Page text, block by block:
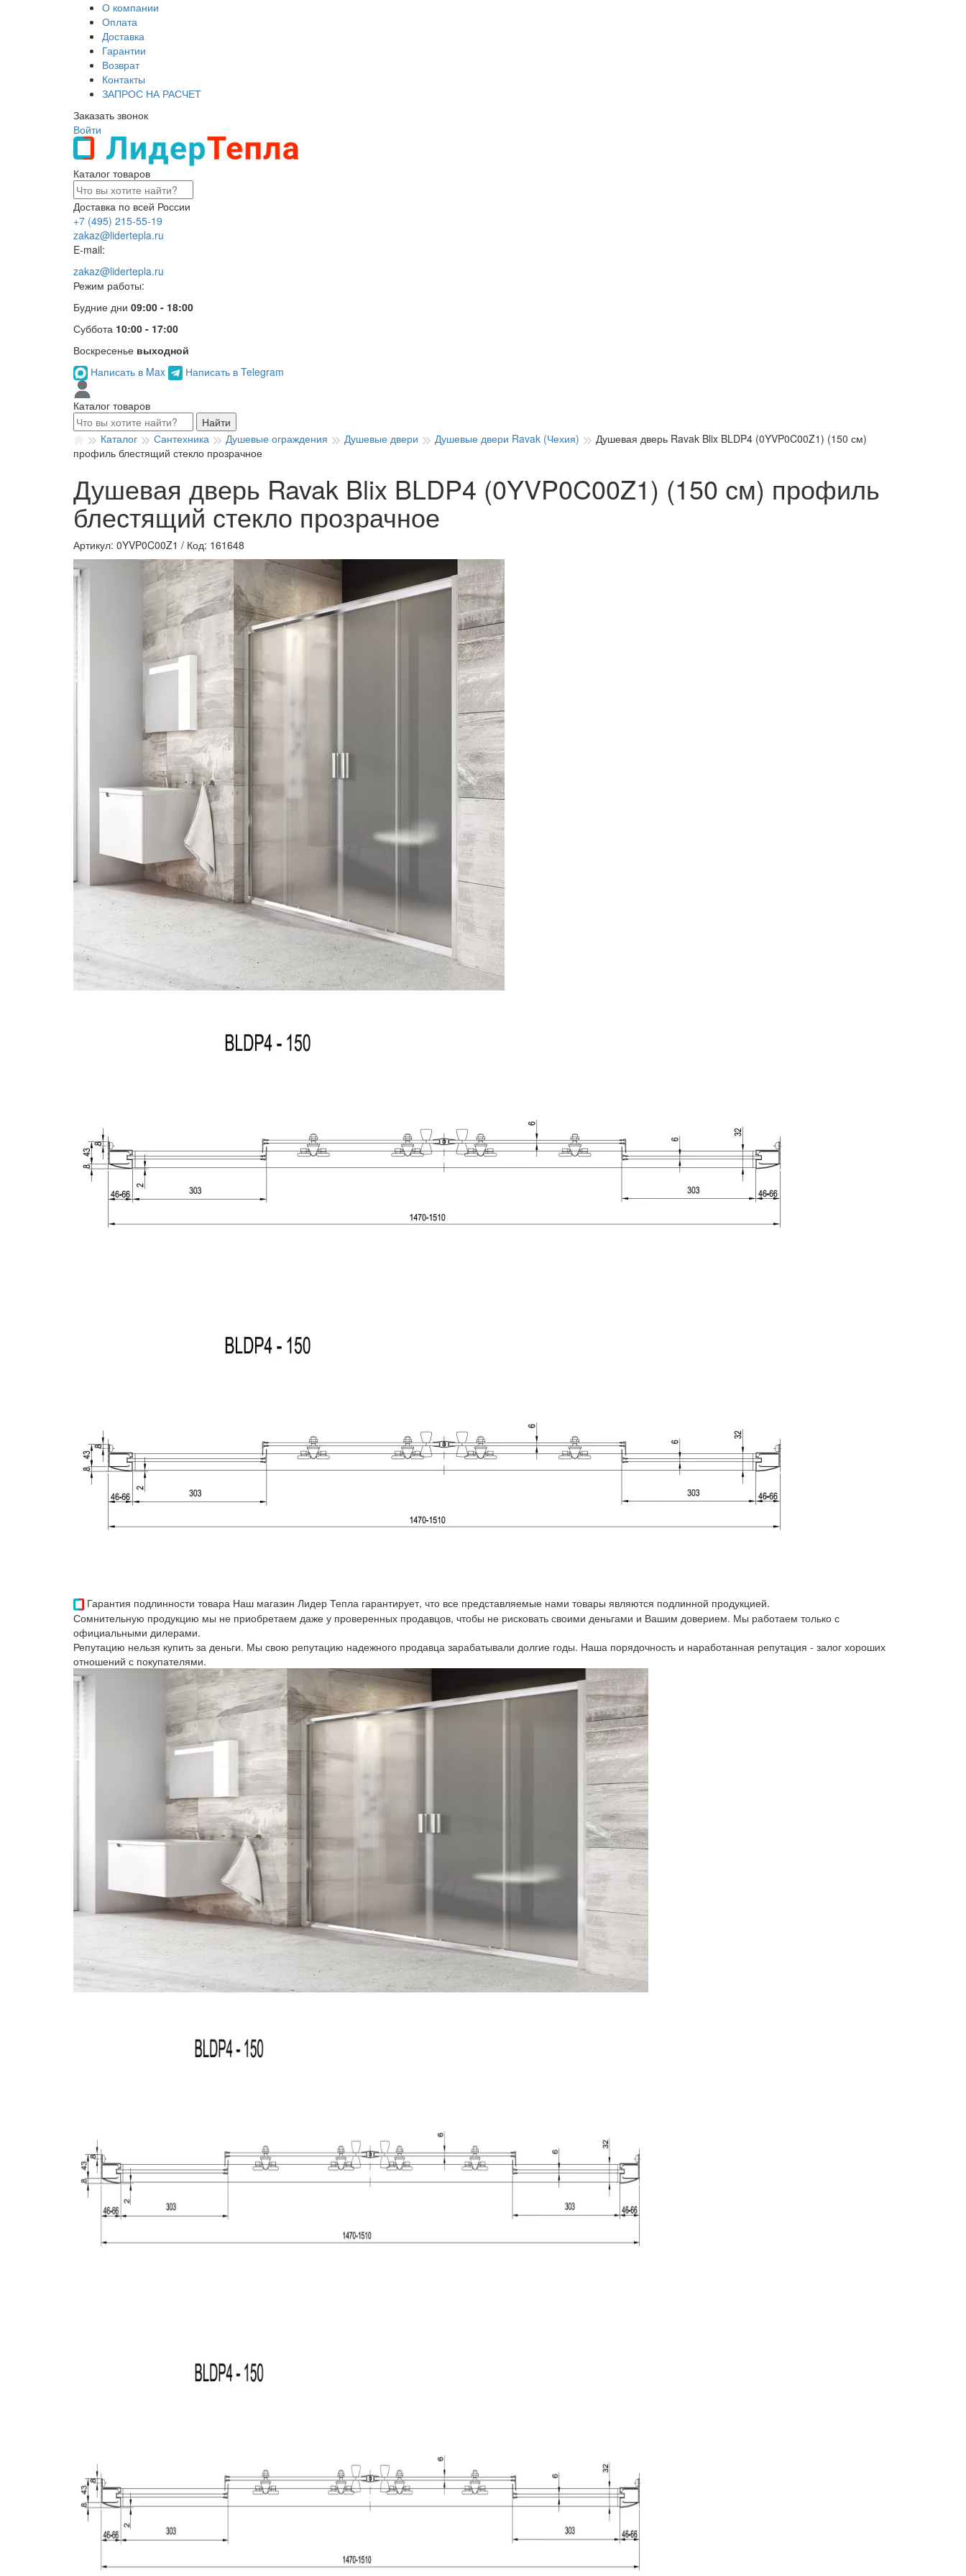
О компании
Оплата
Доставка
Гарантии
Возврат
Контакты
ЗАПРОС НА РАСЧЕТ
Заказать звонок
Войти
Каталог товаров
Доставка по всей России
+7 (495) 215-55-19
zakaz@lidertepla.ru
E-mail:
zakaz@lidertepla.ru
Режим работы:
Будние дни 09:00 - 18:00
Суббота 10:00 - 17:00
Воскресенье выходной
Написать в Max
Написать в Telegram
Каталог товаров
Найти
Каталог
Сантехника Душевые ограждения Душевые двери Душевые двери Ravak (Чехия)
Душевая дверь Ravak Blix BLDP4 (0YVP0C00Z1) (150 см)
профиль блестящий стекло прозрачное
Душевая дверь Ravak Blix BLDP4 (0YVP0C00Z1) (150 см) профиль
блестящий стекло прозрачное
Артикул: 0YVP0C00Z1 / Код: 161648
Гарантия подлинности товара Наш магазин Лидер Тепла гарантирует, что все представляемые нами товары являются подлинной продукцией.
Сомнительную продукцию мы не приобретаем даже у проверенных продавцов, чтобы не рисковать своими деньгами и Вашим доверием. Мы работаем только с
официальными дилерами.
Репутацию нельзя купить за деньги. Мы свою репутацию надежного продавца зарабатывали долгие годы. Наша порядочность и наработанная репутация - залог хороших
отношений с покупателями.